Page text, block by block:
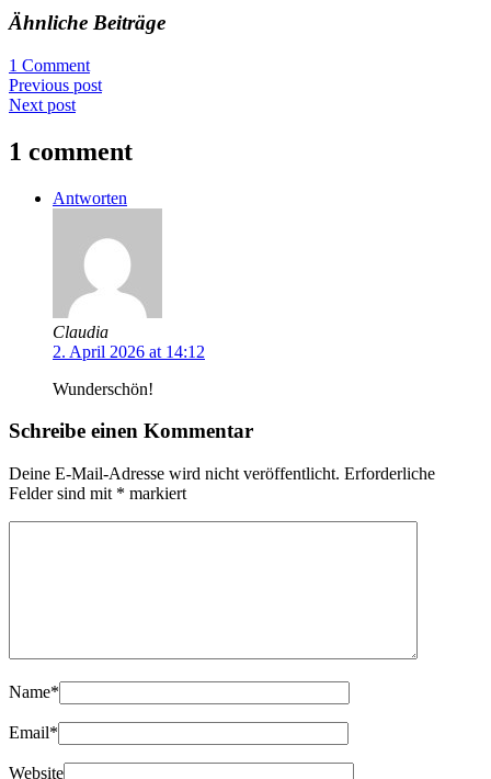
Ähnliche Beiträge
1 Comment
Previous post
Next post
1 comment
Antworten
Claudia
2. April 2026 at 14:12
Wunderschön!
Schreibe einen Kommentar
Deine E-Mail-Adresse wird nicht veröffentlicht. Erforderliche
Felder sind mit * markiert
Name*
Email*
Website